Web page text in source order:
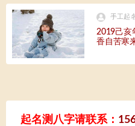
手工起
2019己亥
香自苦寒
起名测八字请联系：